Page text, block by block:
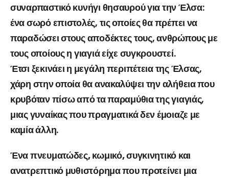
συναρπαστικό κυνήγι θησαυρού για την Έλσα:
ένα σωρό επιστολές, τις οποίες θα πρέπει να
παραδώσει στους αποδέκτες τους, ανθρώπους με
τους οποίους η γιαγιά είχε συγκρουστεί.
Έτσι ξεκινάει η μεγάλη περιπέτεια της Έλσας,
χάρη στην οποία θα ανακαλύψει την αλήθεια που
κρυβόταν πίσω από τα παραμύθια της γιαγιάς,
μιας γυναίκας που πραγματικά δεν έμοιαζε με
καμία άλλη.
Ένα πνευματώδες, κωμικό, συγκινητικό και
ανατρεπτικό μυθιστόρημα που προτείνει μια